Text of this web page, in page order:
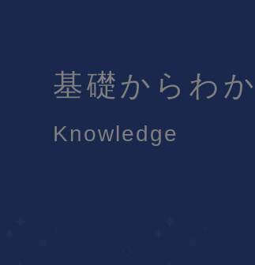
基礎からわ
Knowledge